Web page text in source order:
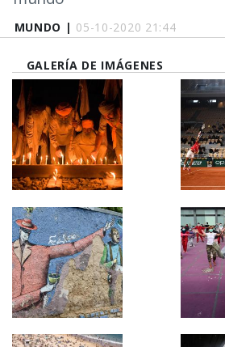
MUNDO | 05-10-2020 21:44
GALERÍA DE IMÁGENES